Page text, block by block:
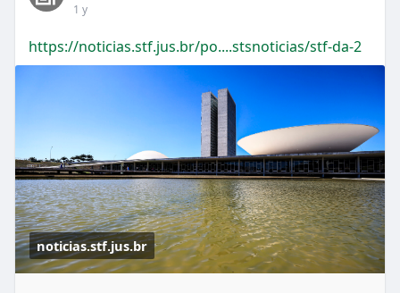
1 y
https://noticias.stf.jus.br/po....stsnoticias/stf-da-2
noticias.stf.jus.br